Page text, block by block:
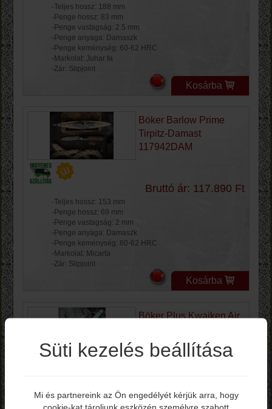
-Teljes hossz: 188 mm
-Penge hossz: 83 mm
-Penge vastagság: 2.5 mm
-Penge anyaga: Damaszk
-Penge keménység: 60-62 HRC
-Markolat: Juhar fa
-Zár: Slipjoint
Kosárba
Böker Barlow Prime
Tirpitz-Damast
117942DAM
Bruttó ár: 117.890 Ft
-Teljes hossz: 153 mm
-Penge hossz: 69 mm
-Penge vastagság: 2 mm
-Penge anyaga: Damaszk
-Penge keménység: 60-62 HRC
-Markolat: Micarta
-Zár: Slipjoint
Kosárba
Böker Plus Kwaiken Air
-Teljes hossz: 213 mm
Süti kezelés beállítása
Mi és partnereink az Ön engedélyét kérjük arra, hogy
cookie-kat tároljunk eszközén személyre szabott